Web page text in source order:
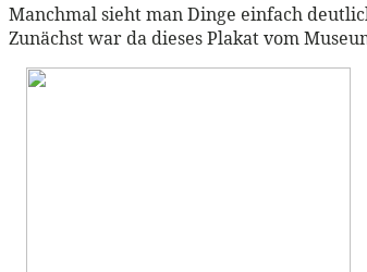
Manchmal sieht man Dinge einfach
Zunächst war da dieses Plakat vom